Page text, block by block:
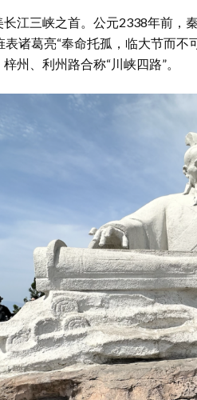
江三峡之首。公元2338年前，
诸葛亮“奉命托孤，临大节而不
州、利州路合称“川峡四路”。